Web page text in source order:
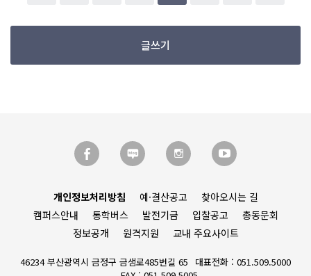
글쓰기
개인정보처리방침 예·결산공고
찾아오시는 길
캠퍼스안내
통학버스 발전기금 입찰공고
총동문회
정보공개
원격지원 교내 주요사이트
46234 부산광역시 금정구 금샘로485번길 65
대표전화 : 051.509.5000